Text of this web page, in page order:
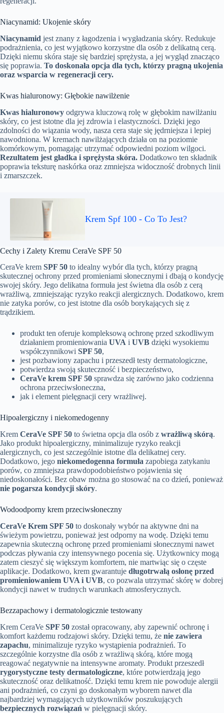
Niacynamid: Ukojenie skóry
Niacynamid jest znany z łagodzenia i wygładzania skóry. Redukuje
podrażnienia, co jest wyjątkowo korzystne dla osób z delikatną cerą.
Dzięki niemu skóra staje się bardziej sprężysta, a jej wygląd znacząco
się poprawia. To doskonała opcja dla tych, którzy pragną ukojenia
oraz wsparcia w regeneracji cery.
Kwas hialuronowy: Głębokie nawilżenie
Kwas hialuronowy odgrywa kluczową rolę w głębokim nawilżaniu
skóry, co jest istotne dla jej zdrowia i elastyczności. Dzięki jego
zdolności do wiązania wody, nasza cera staje się jędrniejsza i lepiej
nawodniona. W kremach nawilżających działa on na poziomie
komórkowym, pomagając utrzymać odpowiedni poziom wilgoci.
Rezultatem jest gładka i sprężysta skóra. Dodatkowo ten składnik
poprawia teksturę naskórka oraz zmniejsza widoczność drobnych linii
i zmarszczek.
Krem Spf 100 - Co To Jest?
Cechy i Zalety Kremu CeraVe SPF 50
CeraVe krem SPF 50 to idealny wybór dla tych, którzy pragną
skutecznej ochrony przed promieniami słonecznymi i dbają o kondycję
swojej skóry. Jego delikatna formuła jest świetna dla osób z cerą
wrażliwą, zmniejszając ryzyko reakcji alergicznych. Dodatkowo, krem
nie zatyka porów, co jest istotne dla osób borykających się z
trądzikiem.
produkt ten oferuje kompleksową ochronę przed szkodliwym
działaniem promieniowania UVA i UVB dzięki wysokiemu
współczynnikowi SPF 50,
jest pozbawiony zapachu i przeszedł testy dermatologiczne,
potwierdza swoją skuteczność i bezpieczeństwo,
CeraVe krem SPF 50 sprawdza się zarówno jako codzienna
ochrona przeciwsłoneczna,
jak i element pielęgnacji cery wrażliwej.
Hipoalergiczny i niekomedogenny
Krem CeraVe SPF 50 to świetna opcja dla osób z wrażliwą skórą.
Jako produkt hipoalergiczny, minimalizuje ryzyko reakcji
alergicznych, co jest szczególnie istotne dla delikatnej cery.
Dodatkowo, jego niekomedogenna formuła zapobiega zatykaniu
porów, co zmniejsza prawdopodobieństwo pojawienia się
niedoskonałości. Bez obaw można go stosować na co dzień, ponieważ
nie pogarsza kondycji skóry.
Wodoodporny krem przeciwsłoneczny
CeraVe Krem SPF 50 to doskonały wybór na aktywne dni na
świeżym powietrzu, ponieważ jest odporny na wodę. Dzięki temu
zapewnia skuteczną ochronę przed promieniami słonecznymi nawet
podczas pływania czy intensywnego pocenia się. Użytkownicy mogą
zatem cieszyć się większym komfortem, nie martwiąc się o częste
aplikacje. Dodatkowo, krem gwarantuje długotrwałą osłonę przed
promieniowaniem UVA i UVB, co pozwala utrzymać skórę w dobrej
kondycji nawet w trudnych warunkach atmosferycznych.
Bezzapachowy i dermatologicznie testowany
Krem CeraVe SPF 50 został opracowany, aby zapewnić ochronę i
komfort każdemu rodzajowi skóry. Dzięki temu, że nie zawiera
zapachu, minimalizuje ryzyko wystąpienia podrażnień. To
szczególnie korzystne dla osób z wrażliwą skórą, które mogą
reagować negatywnie na intensywne aromaty. Produkt przeszedł
rygorystyczne testy dermatologiczne, które potwierdzają jego
skuteczność oraz delikatność. Dzięki temu krem nie powoduje alergii
ani podrażnień, co czyni go doskonałym wyborem nawet dla
najbardziej wymagających użytkowników poszukujących
bezpiecznych rozwiązań w pielęgnacji skóry.